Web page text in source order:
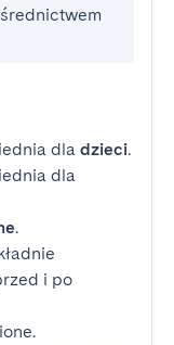
dla dzieci.
dla
.
i po